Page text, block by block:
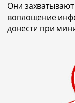
Они
воплощение
донести при